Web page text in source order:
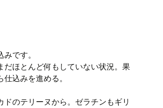
です。
ほとんど何もしていない状況。果
込みを進める。
のテリーヌから。ゼラチンもギリ